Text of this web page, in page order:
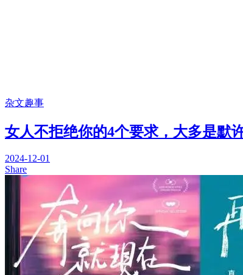
杂文趣事
女人不拒绝你的4个要求，大多是默
2024-12-01
Share